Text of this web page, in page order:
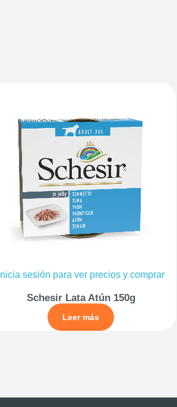
Inicia sesión para ver precios y comprar
Schesir Lata Atún 150g
Leer más